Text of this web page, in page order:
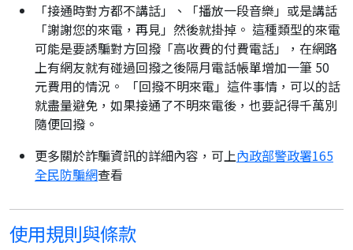
「接通時對方都不講話」、「播放一段音樂」或是講話
「謝謝您的來電，再見」然後就掛掉。 這種類型的來電
可能是要誘騙對方回撥「高收費的付費電話」，在網路
上有網友就有碰過回撥之後隔月電話帳單增加一筆 50
元費用的情況。 「回撥不明來電」這件事情，可以的話
就盡量避免，如果接通了不明來電後，也要記得千萬別
隨便回撥。
更多關於詐騙資訊的詳細內容，可上內政部警政署165
全民防騙網查看
使用規則與條款